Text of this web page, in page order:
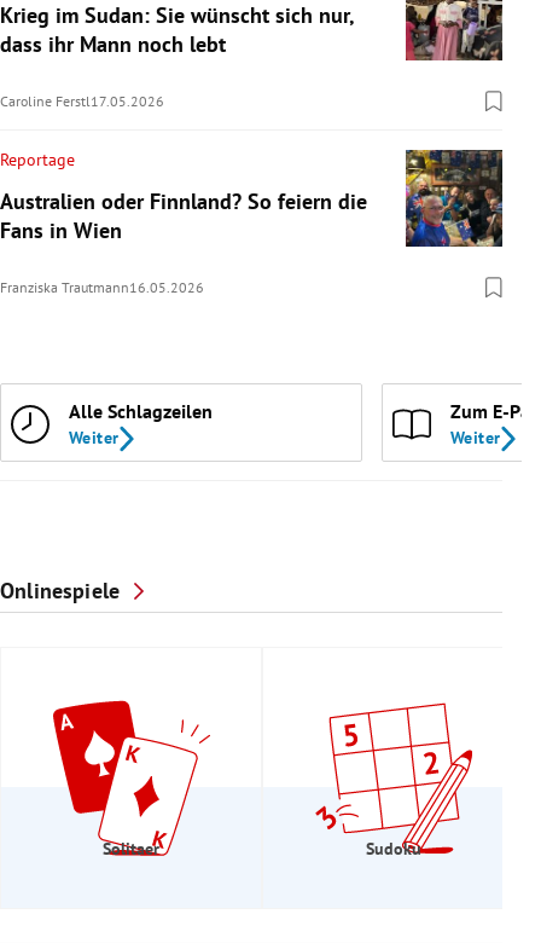
Krieg im Sudan: Sie wünscht sich nur,
dass ihr Mann noch lebt
Caroline Ferstl17.05.2026
Reportage
Australien oder Finnland? So feiern die
Fans in Wien
Franziska Trautmann16.05.2026
Alle Schlagzeilen
Weiter
Zum E-
Weiter
Onlinespiele
Solitaer Sudoku